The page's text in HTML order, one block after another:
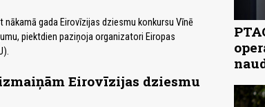
gada Eirovīzijas dziesmu konkursu Vīnē
piektdien paziņoja organizatori Eiropas
Eirovīzijas dziesmu